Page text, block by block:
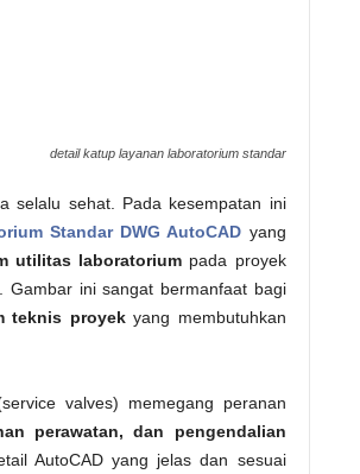
detail katup layanan laboratorium standar
selalu sehat. Pada kesempatan ini
Standar DWG AutoCAD yang
utilitas laboratorium pada proyek
Gambar ini sangat bermanfaat bagi
teknis proyekyang membutuhkan
valves) memegang peranan
perawatan, dan pengendalian
AutoCAD yang jelas dan sesuai